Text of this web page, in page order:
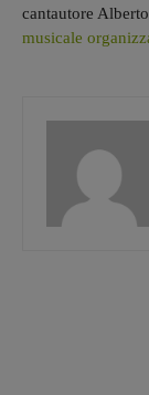
cantautore
musicale